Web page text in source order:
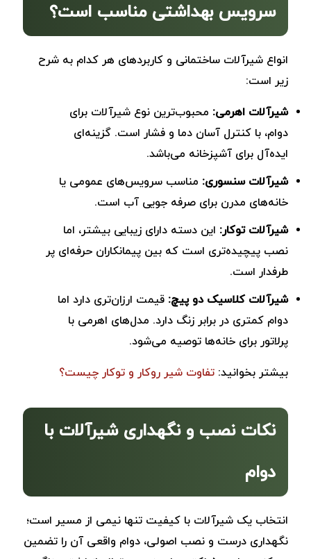
سرویس بهداشتی مناسب است؟
انواع شیرآلات ساختمانی و کاربردهای هر کدام به شرح
زیر است:
شیرآلات اهرمی: محبوب‌ترین نوع شیرآلات برای
دوام، با کنترل آسان دما و فشار است. گزینه‌ای
ایده‌آل برای آشپزخانه می‌باشد.
شیرآلات سنسوری: مناسب سرویس‌های عمومی یا
خانه‌های مدرن برای صرفه جویی آب است.
شیرآلات توکار: این دسته دارای زیبایی بیشتر، اما
نصب پیچیده‌تری است که بین پیمانکاران حرفه‌ای پر
طرفدار است.
شیرآلات کلاسیک دو پیچ: قیمت ارزان‌تری دارد اما
دوام ‌کمتری در برابر زنگ دارد. مدل‌های اهرمی با
پرلاتور برای خانه‌ها توصیه می‌شود.
بیشتر بخوانید: تفاوت شیر روکار و توکار چیست؟
نکات نصب و نگهداری شیرآلات با
دوام
انتخاب یک شیرآلات با کیفیت تنها نیمی از مسیر است؛
نگهداری درست و نصب اصولی، دوام واقعی آن را تضمین